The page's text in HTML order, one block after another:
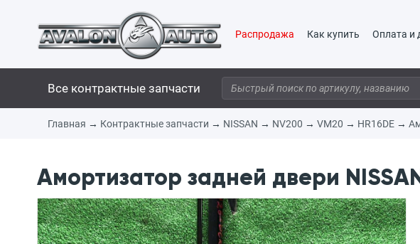
Распродажа Как купить Оплата и
Все контрактные запчасти
Главная → Контрактные запчасти → NISSAN → NV200 → VM20 → HR16DE →
Амортизатор задней двери